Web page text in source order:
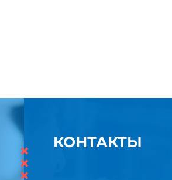
×
×
×
КОНТАКТЫ